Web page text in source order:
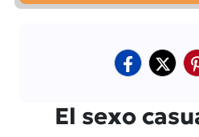
El sexo